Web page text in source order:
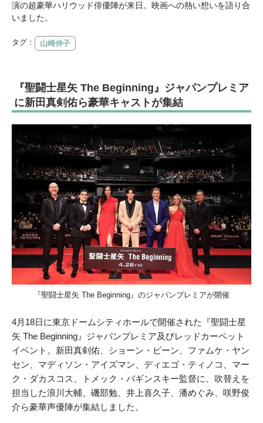
演の超豪華ハリウッド俳優陣が来日。映画への熱い想いを語り合
いました。
タグ： 山崎伸子
『聖闘士星矢 The Beginning』ジャパンプレミア
に新田真剣佑ら豪華キャストが集結
『聖闘士星矢 The Beginning』のジャパンプレミアが開催
4月18日に東京ドームシティホールで開催された『聖闘士星
矢 The Beginning』ジャパンプレミア及びレッドカーペット
イベント。新田真剣佑、ショーン・ビーン、ファムケ・ヤン
セン、マディソン・アイズマン、ディエゴ・ティノコ、マー
ク・ダカスコス、トメック・バギンスキー監督に、吹替えを
担当した浪川大輔、磯部勉、井上喜久子、潘めぐみ、咲野俊
介ら豪華声優陣が集結しました。